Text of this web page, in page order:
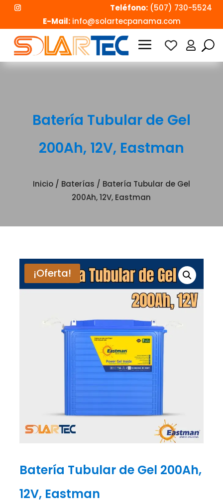
Teléfono:(507) 730-5524
E-Mail:info@solartecpanama.com

Batería Tubular de Gel
200Ah, 12V, Eastman
Inicio/ Baterías / Batería Tubular de Gel
200Ah, 12V, Eastman
¡Oferta!
Batería Tubular de Gel 200Ah,
12V, Eastman